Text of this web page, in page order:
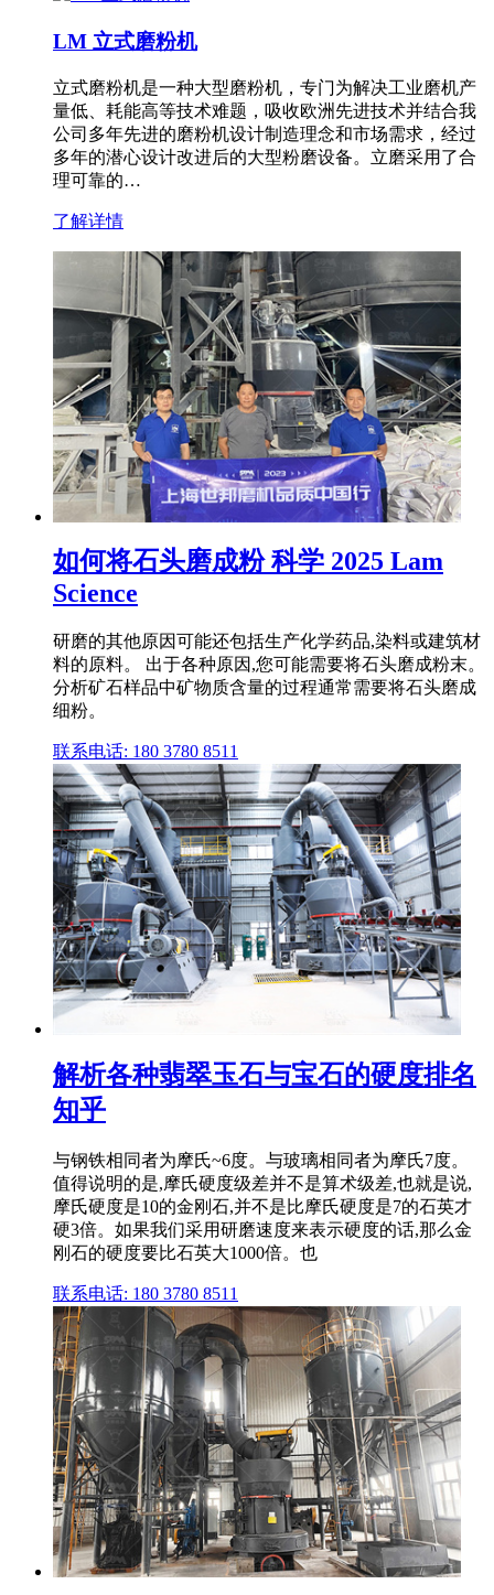
LM 立式磨粉机
立式磨粉机是一种大型磨粉机，专门为解决工业磨机产
量低、耗能高等技术难题，吸收欧洲先进技术并结合我
公司多年先进的磨粉机设计制造理念和市场需求，经过
多年的潜心设计改进后的大型粉磨设备。立磨采用了合
理可靠的…
了解详情
如何将石头磨成粉 科学 2025 Lam
Science
研磨的其他原因可能还包括生产化学药品,染料或建筑材
料的原料。 出于各种原因,您可能需要将石头磨成粉末。
分析矿石样品中矿物质含量的过程通常需要将石头磨成
细粉。
联系电话: 180 3780 8511
解析各种翡翠玉石与宝石的硬度排名
知乎
与钢铁相同者为摩氏~6度。与玻璃相同者为摩氏7度。
值得说明的是,摩氏硬度级差并不是算术级差,也就是说,
摩氏硬度是10的金刚石,并不是比摩氏硬度是7的石英才
硬3倍。如果我们采用研磨速度来表示硬度的话,那么金
刚石的硬度要比石英大1000倍。也
联系电话: 180 3780 8511